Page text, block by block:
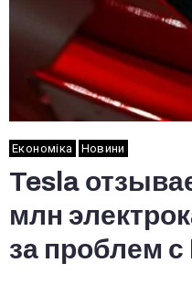
Економіка Новини
Tesla
млн
за проблем